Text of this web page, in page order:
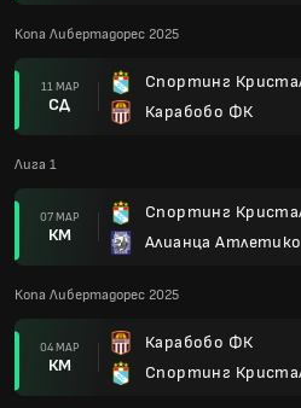
Копа Либертадорес 2025
11 МАР
СД
Спортинг
Карабобо ФК
Лига 1
07 МАР
КМ
Спортинг
Алианца Атлетико
Копа Либертадорес 2025
04 МАР
КМ
Карабобо ФК
Спортинг